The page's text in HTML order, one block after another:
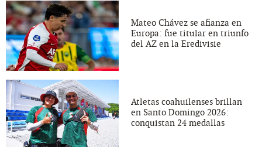
Mateo Chávez se afianza en
Europa: fue titular en triunfo
del AZ en la Eredivisie
Atletas coahuilenses brillan
en Santo Domingo 2026:
conquistan 24 medallas